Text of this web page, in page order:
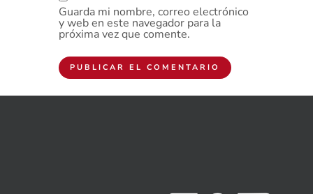
Guarda mi nombre, correo electrónico
y web en este navegador para la
próxima vez que comente.